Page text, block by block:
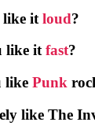
like it loud?
like itfast?
like Punk
like The